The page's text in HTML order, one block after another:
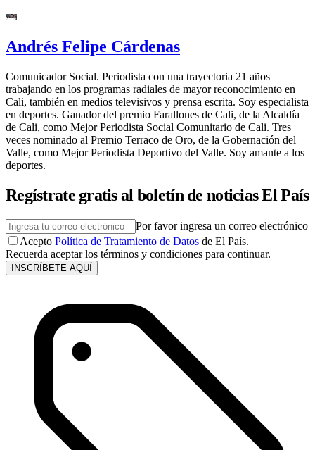
Andrés Felipe Cárdenas
Comunicador Social. Periodista con una trayectoria 21 años
trabajando en los programas radiales de mayor reconocimiento en
Cali, también en medios televisivos y prensa escrita. Soy especialista
en deportes. Ganador del premio Farallones de Cali, de la Alcaldía
de Cali, como Mejor Periodista Social Comunitario de Cali. Tres
veces nominado al Premio Terraco de Oro, de la Gobernación del
Valle, como Mejor Periodista Deportivo del Valle. Soy amante a los
deportes.
Regístrate gratis al boletín de noticias El País
Por favor ingresa un correo electrónico
Acepto Política de Tratamiento de Datos de El País.
Recuerda aceptar los términos y condiciones para continuar.
INSCRÍBETE AQUÍ